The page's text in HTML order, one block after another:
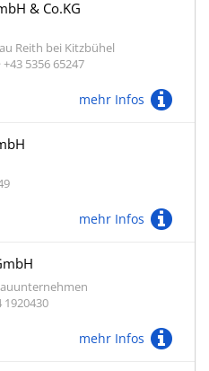
& Co.KG
Reith bei Kitzbühel
5356 65247
mehr Infos
mehr Infos
1920430
mehr Infos